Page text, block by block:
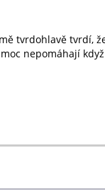
tvrdohlavě tvrdí,
nepomáhají